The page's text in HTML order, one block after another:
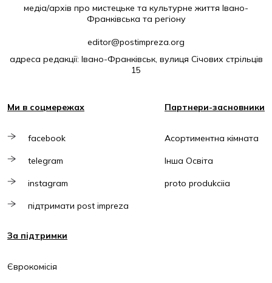
медіа/архів про мистецьке та культурне життя Івано-
Франківська та регіону
editor@postimpreza.org
адреса редакції: Івано-Франківськ, вулиця Січових стрільців
15
Ми в соцмережах
facebook
telegram
instagram
підтримати post impreza
Партнери-засновники
Асортиментна кімната
Інша Освіта
proto produkciia
За підтримки
Єврокомісія